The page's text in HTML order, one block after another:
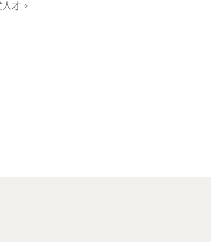
才。